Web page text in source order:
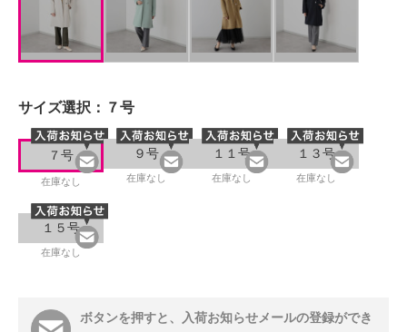
サイズ選択： ７号
７号
在庫なし
９号
在庫なし
１１号
在庫なし
１３号
在庫なし
１５号
在庫なし
ボタンを押すと、入荷お知らせメールの登録ができ